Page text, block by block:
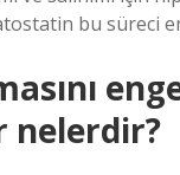
bu süreci